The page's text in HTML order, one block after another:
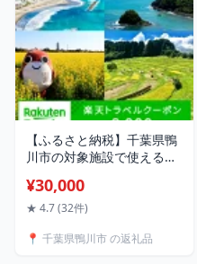
【ふるさと納税】千葉県鴨
川市の対象施設で使える楽
額30,000円 [0030-0096]
¥30,000
★ 4.7 (32件)
📍 千葉県鴨川市 の返礼品